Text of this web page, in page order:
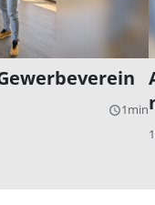
query_builder1min